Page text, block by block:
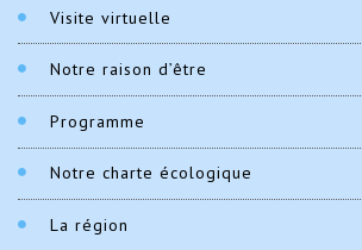
Visite virtuelle
Notre raison d’être
Programme
Notre charte écologique
La région